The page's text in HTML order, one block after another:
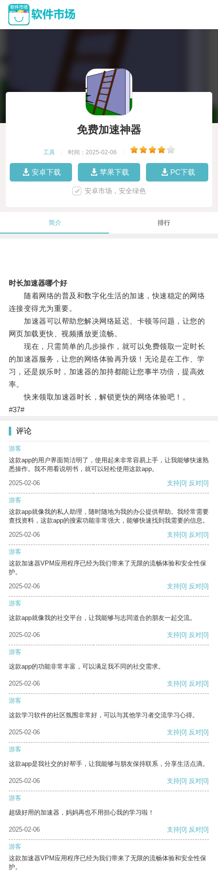
免费加速神器
工具 时间：2025-02-06
安卓下载 苹果下载 PC下载
安卓市场，安全绿色
简介 排行
时长加速器哪个好
随着网络的普及和数字化生活的加速，快速稳定的网络
连接变得尤为重要。
加速器可以帮助您解决网络延迟、卡顿等问题，让您的
网页加载更快、视频播放更流畅。
现在，只需简单的几步操作，就可以免费领取一定时长
的加速器服务，让您的网络体验再升级！无论是在工作、学
习，还是娱乐时，加速器的加持都能让您事半功倍，提高效
率。
快来领取加速器时长，解锁更快的网络体验吧！。
#37#
评论
游客
这款app的用户界面简洁明了，使用起来非常容易上手，让我能够快速熟
悉操作。我不用看说明书，就可以轻松使用这款app。
2025-02-06
支持[0] 反对[0]
游客
这款app就像我的私人助理，随时随地为我的办公提供帮助。我经常需要
查找资料，这款app的搜索功能非常强大，能够快速找到我需要的信息。
2025-02-06
支持[0] 反对[0]
游客
这款加速器VPM应用程序已经为我们带来了无限的流畅体验和安全性保
护。
2025-02-06
支持[0] 反对[0]
游客
这款app就像我的社交平台，让我能够与志同道合的朋友一起交流。
2025-02-06 支持[0] 反对[0]
游客
这款app的功能非常丰富，可以满足我不同的社交需求。
2025-02-06 支持[0] 反对[0]
游客
这款学习软件的社区氛围非常好，可以与其他学习者交流学习心得。
2025-02-06 支持[0] 反对[0]
游客
这款app是我社交的好帮手，让我能够与朋友保持联系，分享生活点滴。
2025-02-06 支持[0] 反对[0]
游客
超级好用的加速器，妈妈再也不用担心我的学习啦！
2025-02-06 支持[0] 反对[0]
游客
这款加速器VPM应用程序已经为我们带来了无限的流畅体验和安全性保
护。